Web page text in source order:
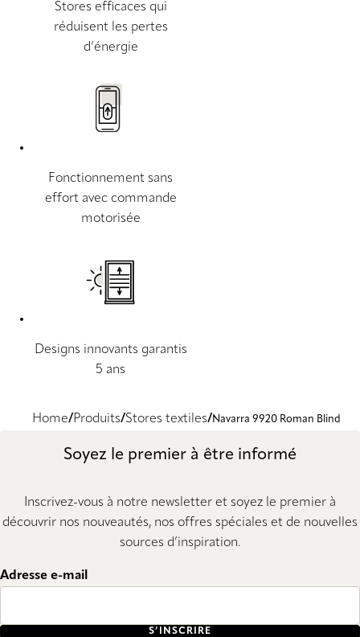
Stores efficaces qui
réduisent les pertes
d’énergie
Fonctionnement sans
effort avec commande
motorisée
Designs innovants garantis
5 ans
Home Produits Stores textiles Navarra 9920 Roman Blind
Soyez le premier à être informé
Inscrivez-vous à notre newsletter et soyez le premier à
découvrir nos nouveautés, nos offres spéciales et de nouvelles
sources d’inspiration.
Adresse e-mail
S’INSCRIRE